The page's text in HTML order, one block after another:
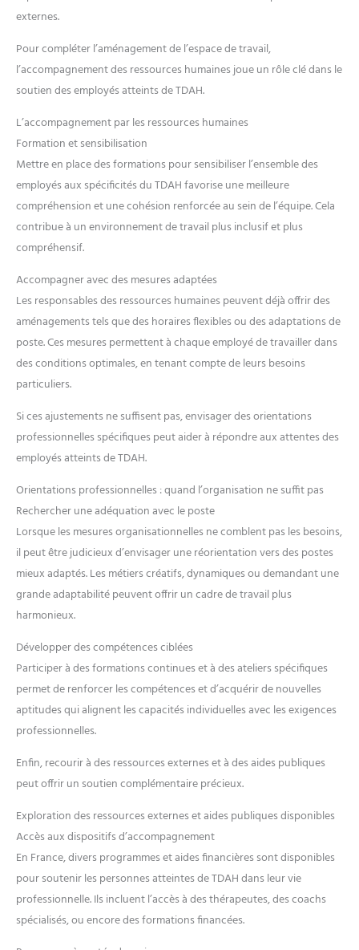
seulement 6 étapes, et est livrée
personne peut terminer
l'installation en seulement 15
minutes !
externes.
Pour compléter l’aménagement de l’espace de travail,
l’accompagnement des ressources humaines joue un rôle clé dans le
soutien des employés atteints de TDAH.
L’accompagnement par les ressources humaines
Formation et sensibilisation
Mettre en place des formations pour sensibiliser l’ensemble des
employés aux spécificités du TDAH favorise une meilleure
compréhension et une cohésion renforcée au sein de l’équipe. Cela
contribue à un environnement de travail plus inclusif et plus
compréhensif.
Accompagner avec des mesures adaptées
Les responsables des ressources humaines peuvent déjà offrir des
aménagements tels que des horaires flexibles ou des adaptations de
poste. Ces mesures permettent à chaque employé de travailler dans
des conditions optimales, en tenant compte de leurs besoins
particuliers.
Si ces ajustements ne suffisent pas, envisager des orientations
professionnelles spécifiques peut aider à répondre aux attentes des
employés atteints de TDAH.
Orientations professionnelles : quand l’organisation ne suffit pas
Rechercher une adéquation avec le poste
Lorsque les mesures organisationnelles ne comblent pas les besoins,
il peut être judicieux d’envisager une réorientation vers des postes
mieux adaptés. Les métiers créatifs, dynamiques ou demandant une
grande adaptabilité peuvent offrir un cadre de travail plus
harmonieux.
Développer des compétences ciblées
Participer à des formations continues et à des ateliers spécifiques
permet de renforcer les compétences et d’acquérir de nouvelles
aptitudes qui alignent les capacités individuelles avec les exigences
professionnelles.
Enfin, recourir à des ressources externes et à des aides publiques
peut offrir un soutien complémentaire précieux.
Exploration des ressources externes et aides publiques disponibles
Accès aux dispositifs d’accompagnement
En France, divers programmes et aides financières sont disponibles
pour soutenir les personnes atteintes de TDAH dans leur vie
professionnelle. Ils incluent l’accès à des thérapeutes, des coachs
spécialisés, ou encore des formations financées.